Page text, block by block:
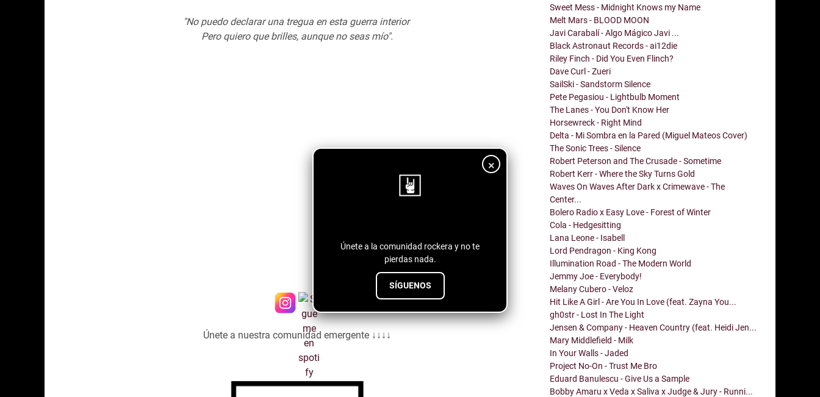
×
Únete a la comunidad rockera y no te
pierdas nada.
SÍGUENOS
"No puedo declarar una tregua en esta guerra interior
Pero quiero que brilles, aunque no seas mío".
Únete a nuestra comunidad emergente ↓↓↓↓
Sweet Mess - Midnight Knows my Name
Melt Mars - BLOOD MOON
Javi Carabalí - Algo Mágico Javi ...
Black Astronaut Records - ai12die
Riley Finch - Did You Even Flinch?
Dave Curl - Zueri
SailSki - Sandstorm Silence
Pete Pegasiou - Lightbulb Moment
The Lanes - You Don't Know Her
Horsewreck - Right Mind
Delta - Mi Sombra en la Pared (Miguel Mateos Cover)
The Sonic Trees - Silence
Robert Peterson and The Crusade - Sometime
Robert Kerr - Where the Sky Turns Gold
Waves On Waves After Dark x Crimewave - The
Center...
Bolero Radio x Easy Love - Forest of Winter
Cola - Hedgesitting
Lana Leone - Isabell
Lord Pendragon - King Kong
Illumination Road - The Modern World
Jemmy Joe - Everybody!
Melany Cubero - Veloz
Hit Like A Girl - Are You In Love (feat. Zayna You...
gh0str - Lost In The Light
Jensen & Company - Heaven Country (feat. Heidi Jen...
Mary Middlefield - Milk
In Your Walls - Jaded
Project No-On - Trust Me Bro
Eduard Banulescu - Give Us a Sample
Bobby Amaru x Veda x Saliva x Judge & Jury - Runni...